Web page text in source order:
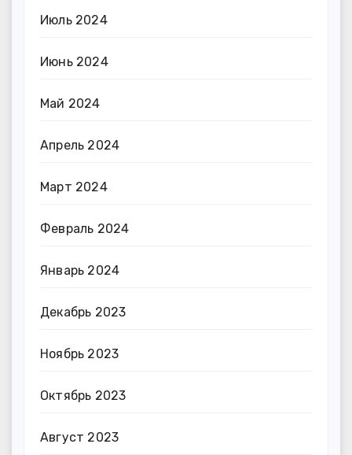
Июль 2024
Июнь 2024
Май 2024
Апрель 2024
Март 2024
Февраль 2024
Январь 2024
Декабрь 2023
Ноябрь 2023
Октябрь 2023
Август 2023